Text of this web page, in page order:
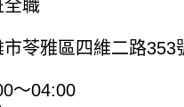
全職
苓雅區四維二路353
～04:00